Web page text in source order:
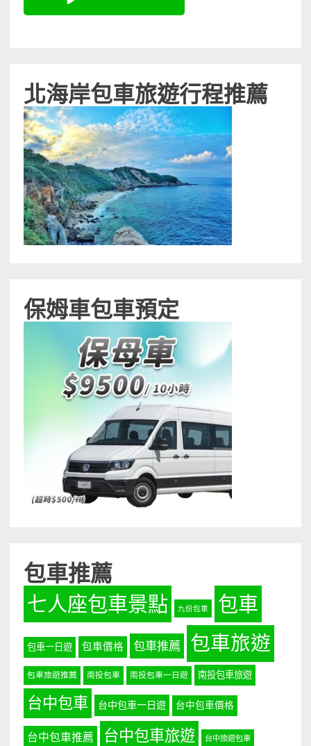
北海岸包車旅遊行程推薦
保姆車包車預定
包車推薦
七人座包車景點 九份包車 包車
包車一日遊 包車價格 包車推薦 包車旅遊
包車旅遊推薦 南投包車 南投包車一日遊 南投包車旅遊
台中包車 台中包車一日遊 台中包車價格
台中包車推薦 台中包車旅遊 台中旅遊包車